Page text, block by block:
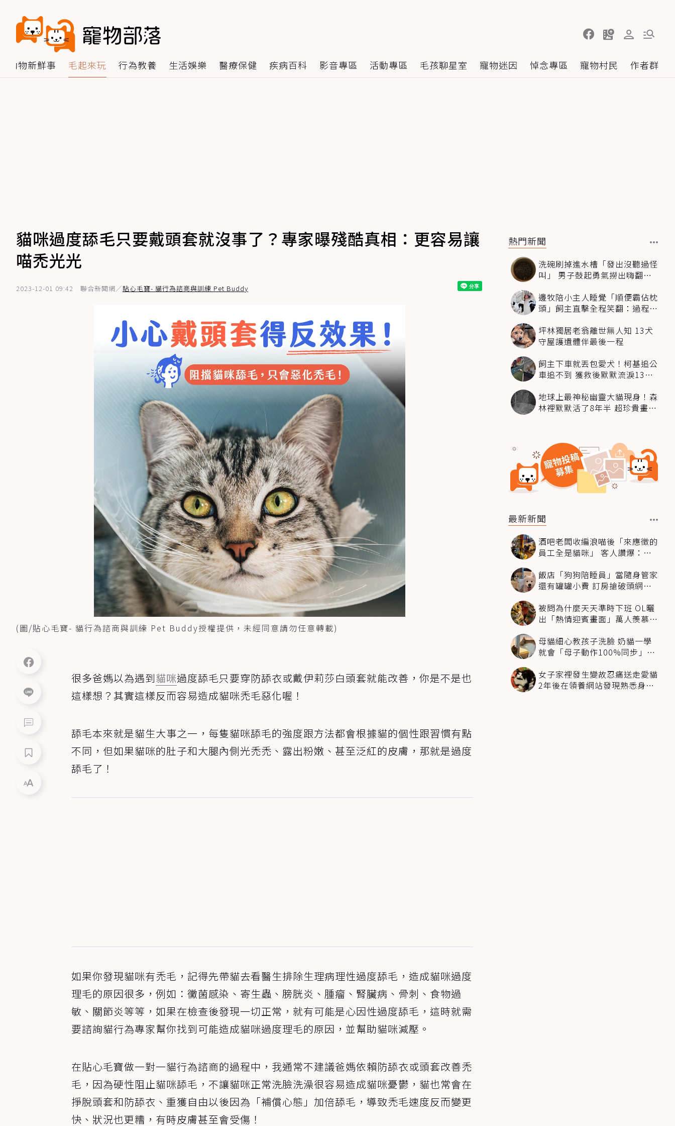
動物新鮮事 毛起來玩 行為教養 生活娛樂 醫療保健 疾病百科 影音專區 活動專區 毛孩聊星室 寵物迷因 悼念專區 寵物村民 作者群
貓咪過度舔毛只要戴頭套就沒事了？專家曝殘酷真相：更容易讓
喵禿光光
2023-12-01 09:42 聯合新聞網／貼心毛寶- 貓行為諮商與訓練 Pet Buddy
(圖/貼心毛寶- 貓行為諮商與訓練 Pet Buddy授權提供，未經同意請勿任意轉載)
很多爸媽以為遇到貓咪過度舔毛只要穿防舔衣或戴伊莉莎白頭套就能改善，你是不是也
這樣想？其實這樣反而容易造成貓咪禿毛惡化喔！
舔毛本來就是貓生大事之一，每隻貓咪舔毛的強度跟方法都會根據貓的個性跟習慣有點
不同，但如果貓咪的肚子和大腿內側光禿禿、露出粉嫩、甚至泛紅的皮膚，那就是過度
舔毛了！
如果你發現貓咪有禿毛，記得先帶貓去看醫生排除生理病理性過度舔毛，造成貓咪過度
理毛的原因很多，例如：黴菌感染、寄生蟲、膀胱炎、腫瘤、腎臟病、骨刺、食物過
敏、關節炎等等，如果在檢查後發現一切正常，就有可能是心因性過度舔毛，這時就需
要諮詢貓行為專家幫你找到可能造成貓咪過度理毛的原因，並幫助貓咪減壓。
在貼心毛寶做一對一貓行為諮商的過程中，我通常不建議爸媽依賴防舔衣或頭套改善禿
毛，因為硬性阻止貓咪舔毛，不讓貓咪正常洗臉洗澡很容易造成貓咪憂鬱，貓也常會在
掙脫頭套和防舔衣、重獲自由以後因為「補償心態」加倍舔毛，導致禿毛速度反而變更
快、狀況也更糟，有時皮膚甚至會受傷！
熱門新聞
洗碗刷掉進水槽「發出沒聽過怪
叫」 男子鼓起勇氣撈出嗨翻：
邊牧陪小主人睡覺「順便霸佔枕
頭」飼主直擊全程笑翻：過程絲
坪林獨居老翁離世無人知 13犬
守屋護遺體伴最後一程
飼主下車就丟包愛犬！柯基追公
車追不到 獲救後默默流淚13萬
地球上最神秘幽靈大貓現身！森
林裡默默活了8年半 超珍貴畫面
最新新聞
酒吧老闆收編浪喵後「來應徵的
員工全是貓咪」 客人讚爆：來
飯店「狗狗陪睡員」當隨身管家
還有罐罐小費 訂房搶破頭網友
被問為什麼天天準時下班 OL曬
出「熱情迎賓畫面」萬人羨慕：
母貓細心教孩子洗臉 奶貓一學
就會「母子動作100%同步」網
女子家裡發生變故忍痛送走愛貓
2年後在領養網站發現熟悉身影